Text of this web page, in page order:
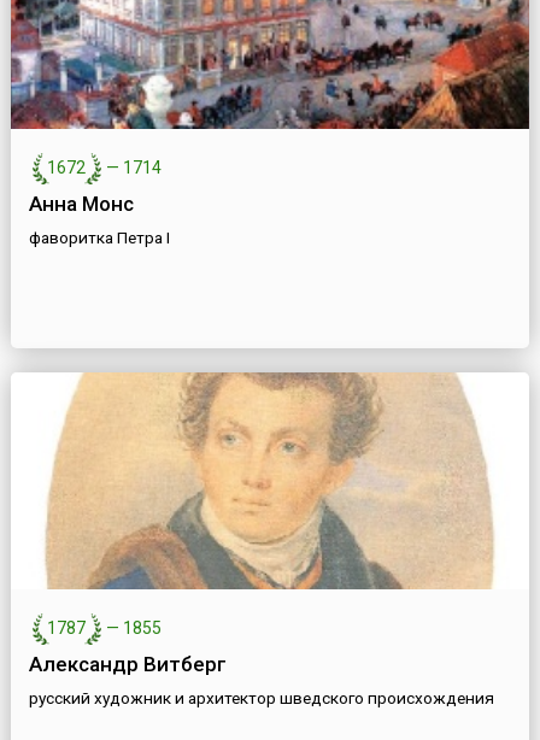
1672 — 1714
Анна Монс
фаворитка Петра I
1787 — 1855
Александр Витберг
русский художник и архитектор шведского происхождения